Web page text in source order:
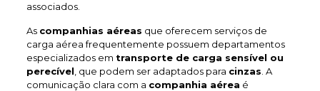
associados.
As companhias aéreas que oferecem serviços de
carga aérea frequentemente possuem departamentos
especializados em transporte de carga sensível ou
perecível , que podem ser adaptados para cinzas . A
comunicação clara com a companhia aérea é